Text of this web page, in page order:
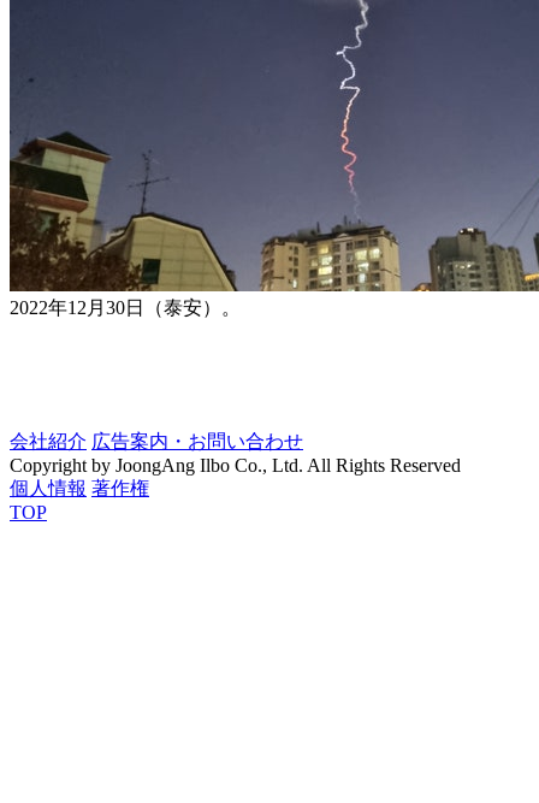
2022年12月30日（泰安）。
会社紹介 広告案内・お問い合わせ
Copyright by JoongAng Ilbo Co., Ltd. All Rights Reserved
個人情報 著作権
TOP